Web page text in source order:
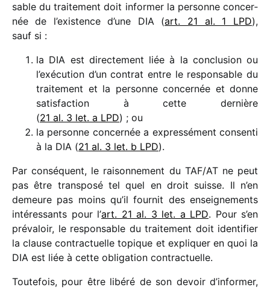
sable du trai­te­ment doit infor­mer la personne concer­
née de l’existence d’une DIA (art. 21 al. 1 LPD),
sauf si :
la DIA est direc­te­ment liée à la conclu­sion ou
l’exécution d’un contrat entre le respon­sable du
trai­te­ment et la personne concer­née et donne
satis­fac­tion à cette dernière
(21 al. 3 let. a LPD) ; ou
la personne concer­née a expres­sé­ment consenti
à la DIA (21 al. 3 let. b LPD).
Par consé­quent, le raison­ne­ment du TAF/​AT ne peut
pas être trans­posé tel quel en droit suisse. Il n’en
demeure pas moins qu’il four­nit des ensei­gne­ments
inté­res­sants pour l’art. 21 al. 3 let. a LPD. Pour s’en
préva­loir, le respon­sable du trai­te­ment doit iden­ti­fier
la clause contrac­tuelle topique et expli­quer en quoi la
DIA est liée à cette obli­ga­tion contractuelle.
Toutefois, pour être libéré de son devoir d’informer,